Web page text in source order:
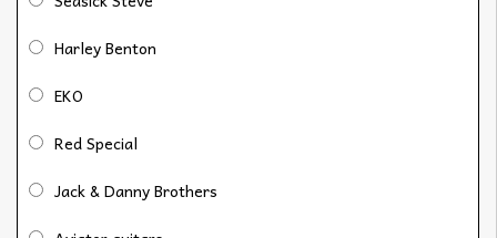
Harley Benton
EKO
Red Special
Jack & Danny Brothers